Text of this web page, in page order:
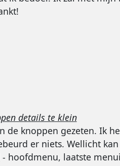
details te klein
de knoppen gezeten. Ik
er niets. Wellicht
- hoofdmenu, laatste